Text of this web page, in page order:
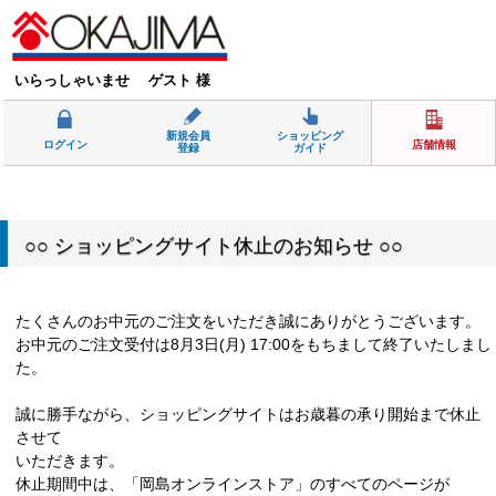
いらっしゃいませ ゲスト 様
ログイン
新規会員
登録
ショッピング
ガイド
店舗情報
○○ ショッピングサイト休止のお知らせ ○○
たくさんのお中元のご注文をいただき誠にありがとうございます。
お中元のご注文受付は8月3日(月) 17:00をもちまして終了いたしまし
た。
誠に勝手ながら、ショッピングサイトはお歳暮の承り開始まで休止
させて
いただきます。
休止期間中は、「岡島オンラインストア」のすべてのページが